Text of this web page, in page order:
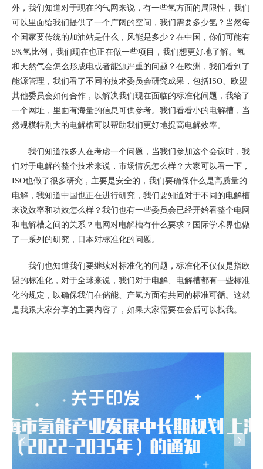
外，我们知道对于现在的气网来说，有一些氢方面的局限性，我们
可以里面给我们提供了一个广阔的空间，我们需要多少氢？当然每
个国家要传统的加油站是什么，风能是多少？在中国，你们可能有
5%氢比例，我们现在也正在做一些项目，我们想更好地了解。氢
和天然气会怎么形成电或者能源严重的问题？在欧洲，我们看到了
能源管理，我们看了不同的技术委员会研究成果，包括ISO、欧盟
其他委员会如何合作，以解决我们现在面临的标准化问题，我给了
一个网址，里面有海量的信息可供参考。我们看看小的电解槽，当
然规模特别大的电解槽可以帮助我们更好地提高电解效率。
我们知道很多人在考虑一个问题，当我们参加这个会议时，我
们对于电解的整个技术来说，市场情况怎么样？大家可以看一下，
ISO也做了很多研究，主要是安全的，我们要确保什么是高质量的
电解，我知道中国也正在进行研究，我们要知道对于不同的电解槽
来说效率和功效怎么样？我们也有一些委员会已经开始看整个电网
和电解槽之间的关系？电网对电解槽有什么要求？国际学术界也做
了一系列的研究，日本对标准化的问题。
我们也知道我们要继续对标准化的问题，标准化不仅仅是指欧
盟的标准化，对于全球来说，我们对于电解、电解槽都有一些标准
化的规定，以确保我们在储能、产氢方面有共同的标准可循。这就
是我跟大家分享的主要内容了，如果大家需要在会后可以找我。